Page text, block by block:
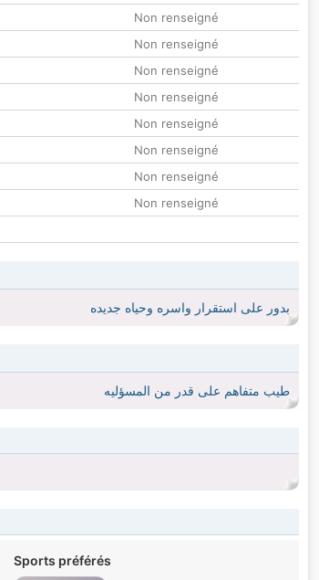
Non renseigné
Non renseigné
Non renseigné
Non renseigné
Non renseigné
Non renseigné
Non renseigné
Non renseigné
بدور على استقرار واسره وحياه جديده
طيب متفاهم على قدر من المسؤليه
Sports préférés